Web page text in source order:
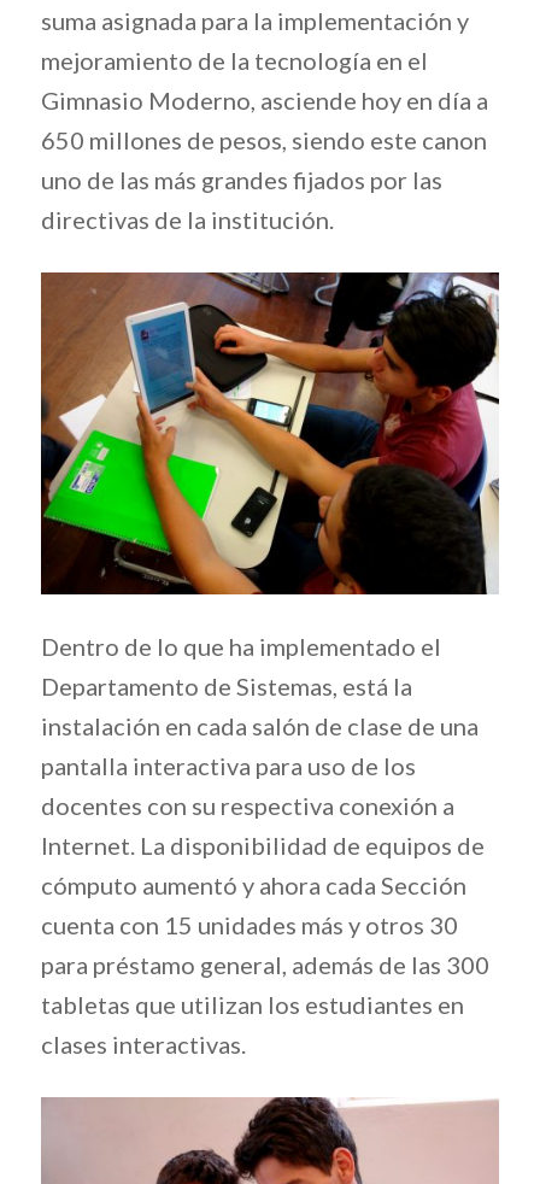
suma asignada para la implementación y
mejoramiento de la tecnología en el
Gimnasio Moderno, asciende hoy en día a
650 millones de pesos, siendo este canon
uno de las más grandes fijados por las
directivas de la institución.
Dentro de lo que ha implementado el
Departamento de Sistemas, está la
instalación en cada salón de clase de una
pantalla interactiva para uso de los
docentes con su respectiva conexión a
Internet. La disponibilidad de equipos de
cómputo aumentó y ahora cada Sección
cuenta con 15 unidades más y otros 30
para préstamo general, además de las 300
tabletas que utilizan los estudiantes en
clases interactivas.